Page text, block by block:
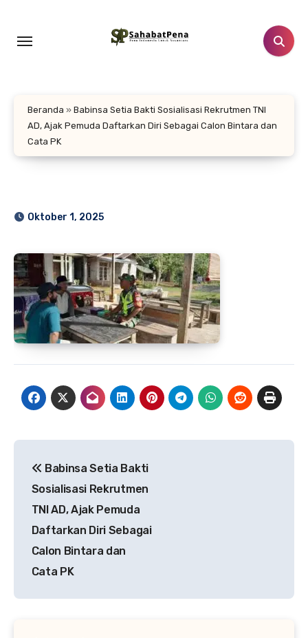
konten
Beranda » Babinsa Setia Bakti Sosialisasi Rekrutmen TNI
AD, Ajak Pemuda Daftarkan Diri Sebagai Calon Bintara dan
Cata PK
Oktober 1, 2025
pos
Babinsa Setia Bakti
Sosialisasi Rekrutmen
TNI AD, Ajak Pemuda
Daftarkan Diri Sebagai
Calon Bintara dan
Cata PK